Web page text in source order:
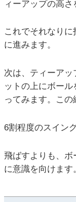
ィーアップの高さ
これでそれなり
に進みます。
次は、ティーア
ットの上にボー
ってみます。この
6割程度のスイン
飛ばすよりも、
に意識を向けます